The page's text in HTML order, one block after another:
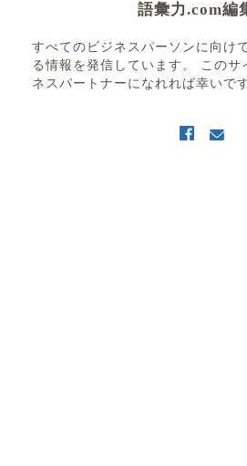
語彙力.com編
すべてのビジネスパーソンに向け
る情報を発信しています。 このサ
ネスパートナーになれれば幸いです